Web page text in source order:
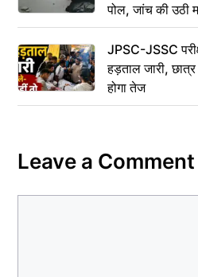
पोल, जांच की उठी
JPSC-JSSC
हड़ताल जारी,
होगा तेज
Leave a Comment